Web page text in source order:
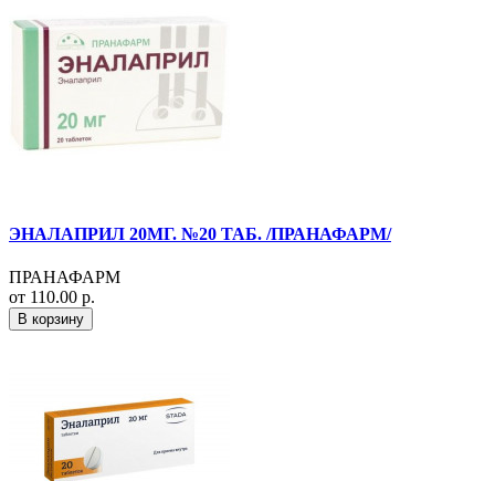
ЭНАЛАПРИЛ 20МГ. №20 ТАБ. /ПРАНАФАРМ/
ПРАНАФАРМ
от 110.00 р.
В корзину